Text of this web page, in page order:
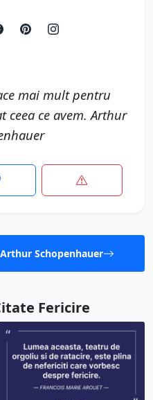
mai mult pentru
ceea ce avem. Arthur
Schopenhauer
Fericire